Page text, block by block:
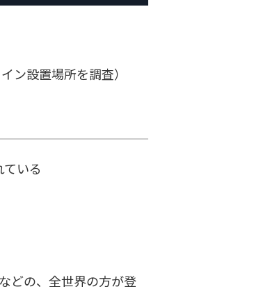
ン設置場所を調査）
いる
どの、全世界の方が登